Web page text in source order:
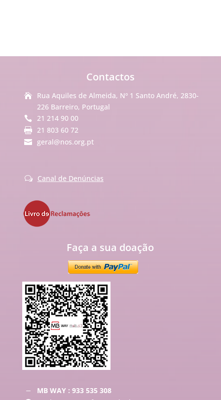
Contactos

Rua Aquiles de Almeida, Nº 1 Santo André, 2830-
226 Barreiro, Portugal
 21 214 90 00
 21 803 60 72
 geral@nos.org.pt
w Canal de Denúncias
Faça a sua doação
K MB WAY : 933 535 308